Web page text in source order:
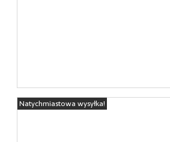
Natychmiastowa wysyłka!